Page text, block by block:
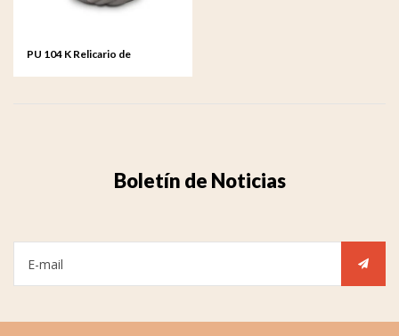
PU 104 K Relicario de
Boletín de Noticias